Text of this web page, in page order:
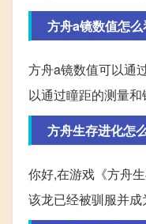
方舟a镜数值怎
方舟a镜数值可以通
以通过瞳距的测量和
方舟生存进化怎
你好,在游戏《方舟
该龙已经被驯服并成